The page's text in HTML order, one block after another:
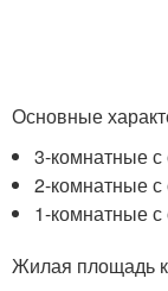
Основные
3-комнатные
2-комнатные
1-комнатные
Жилая площадь